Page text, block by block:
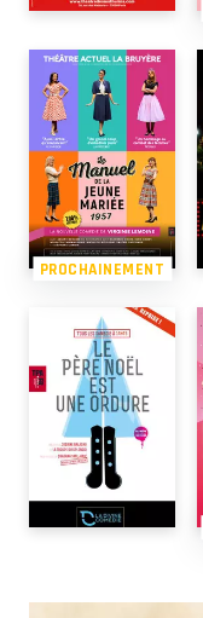
PROCHAINEMENT